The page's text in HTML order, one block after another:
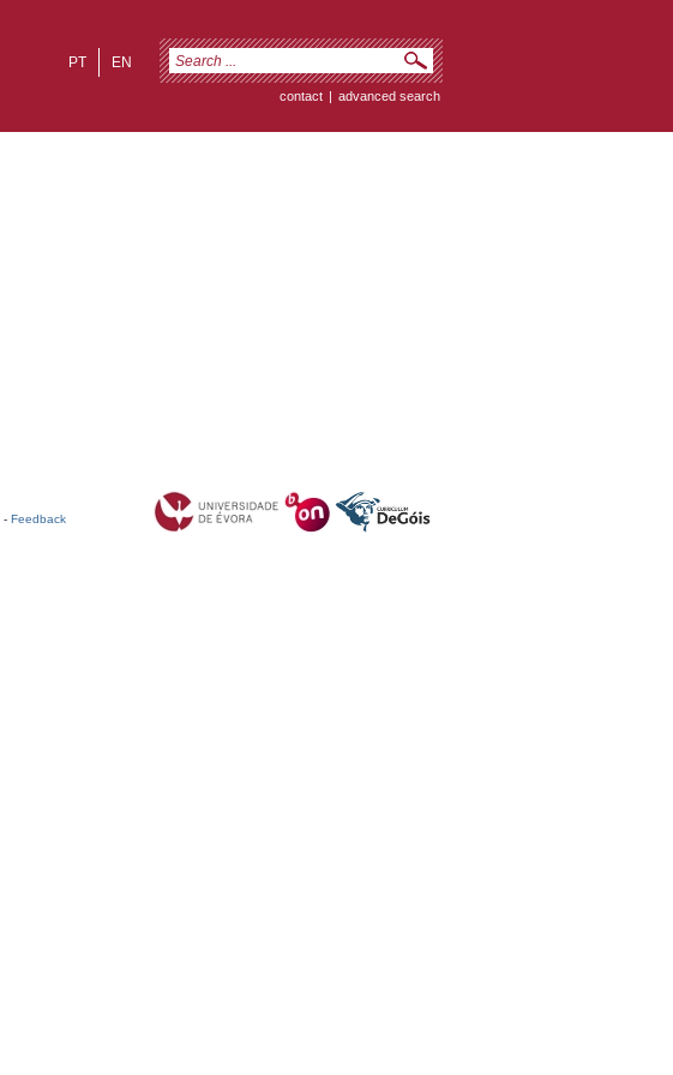
EN
PT
contact | advanced search
- Feedback